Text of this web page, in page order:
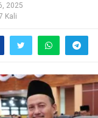
2025
Kali